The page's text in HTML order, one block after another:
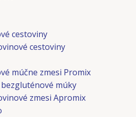
cestoviny
cestoviny
múčne zmesi Promix
múky
zmesi Apromix